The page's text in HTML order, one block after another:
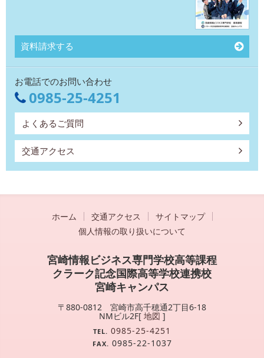
資料請求する
お電話でのお問い合わせ
0985-25-4251
よくあるご質問
交通アクセス
ホーム 交通アクセス
サイトマップ
個人情報の取り扱いについて
宮崎情報ビジネス専門学校高等課程
クラーク記念国際高等学校連携校
宮崎キャンパス
〒880-0812 宮崎市高千穂通2丁目6-18
NMビル2F[ 地図 ]
TEL. 0985-25-4251
FAX. 0985-22-1037